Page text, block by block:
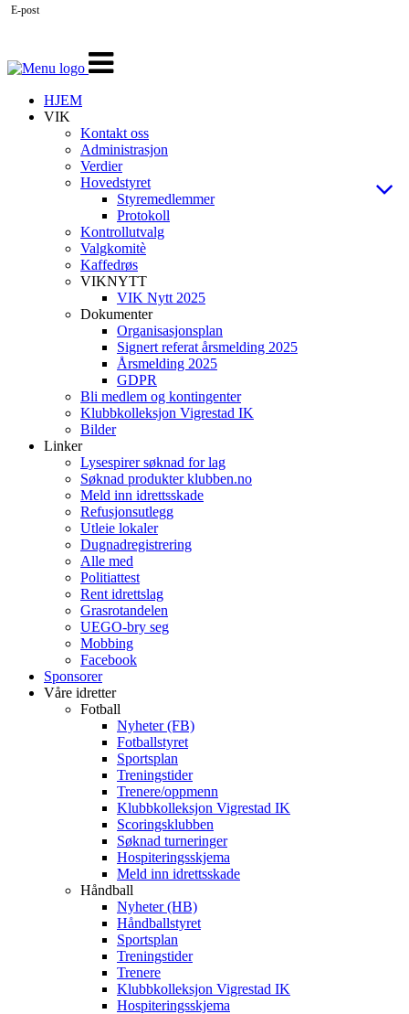
Veksle
navigasjon
HJEM
VIK
Kontakt oss
Administrasjon
Verdier
Hovedstyret
Styremedlemmer
Protokoll
Kontrollutvalg
Valgkomitè
Kaffedrøs
VIKNYTT
VIK Nytt 2025
Dokumenter
Organisasjonsplan
Signert referat årsmelding 2025
Årsmelding 2025
GDPR
Bli medlem og kontingenter
Klubbkolleksjon Vigrestad IK
Bilder
Linker
Lysespirer søknad for lag
Søknad produkter klubben.no
Meld inn idrettsskade
Refusjonsutlegg
Utleie lokaler
Dugnadregistrering
Alle med
Politiattest
Rent idrettslag
Grasrotandelen
UEGO-bry seg
Mobbing
Facebook
Sponsorer
Våre idretter
Fotball
Nyheter (FB)
Fotballstyret
Sportsplan
Treningstider
Trenere/oppmenn
Klubbkolleksjon Vigrestad IK
Scoringsklubben
Søknad turneringer
Hospiteringsskjema
Meld inn idrettsskade
Håndball
Nyheter (HB)
Håndballstyret
Sportsplan
Treningstider
Trenere
Klubbkolleksjon Vigrestad IK
Hospiteringsskjema
E-post